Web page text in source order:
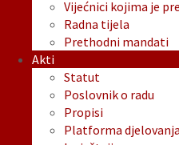
Vijećnici kojima je
Radna tijela
Prethodni mandati
Akti
Statut
Poslovnik o radu
Propisi
Platforma